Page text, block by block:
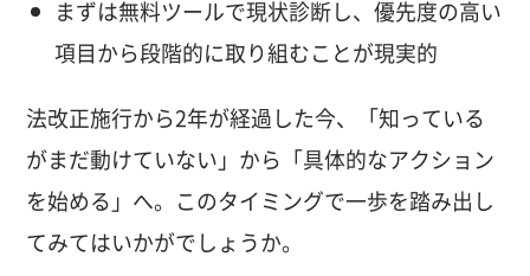
まずは無料ツールで現状診断し、優先度の高い
項目から段階的に取り組むことが現実的
法改正施行から2年が経過した今、「知っている
がまだ動けていない」から「具体的なアクション
を始める」へ。このタイミングで一歩を踏み出し
てみてはいかがでしょうか。